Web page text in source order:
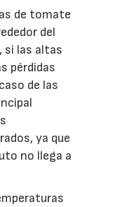
de tomate
del
si las altas
pérdidas
de las
ya que
no llega a